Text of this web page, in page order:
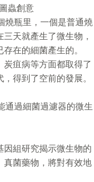
蟲創意
燒瓶里，一個是普通燒
天就產生了微生物，
在的細菌產生的。
疽病等方面都取得了
得到了空前的發展。
通過細菌過濾器的微生
組研究揭示微生物的
真菌藥物，將對有效地